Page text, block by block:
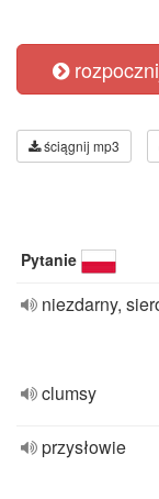
ściągnij mp3
Pytanie
niezdarny,
clumsy
przysłowie